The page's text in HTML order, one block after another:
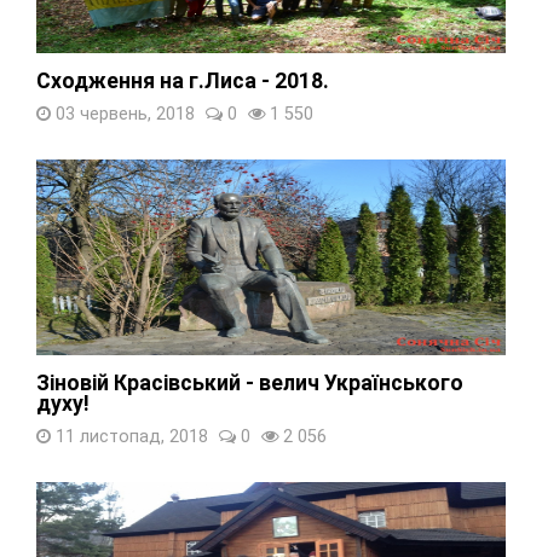
Сходження на г.Лиса - 2018.
03 червень, 2018 0 1 550
Зіновій Красівський - велич Українського
духу!
11 листопад, 2018 0 2 056